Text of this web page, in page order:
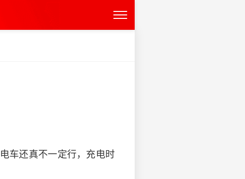
车还真不一定行，充电时